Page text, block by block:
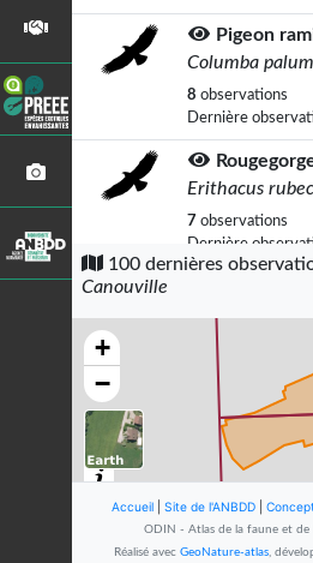
Pigeon
Columba
8 observations
Dernière
Erithacus
7 observations
Dernière
Sturnus
observations
Dernière
Grive
Turdus
observations
Pie
100 dernières
Canouville
+
−
Accueil Site de l'ANBDD
ODIN - Atlas de la faune et
Réalisé avec GeoNature-atlas,